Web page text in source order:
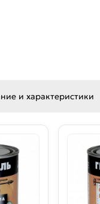
и характеристики